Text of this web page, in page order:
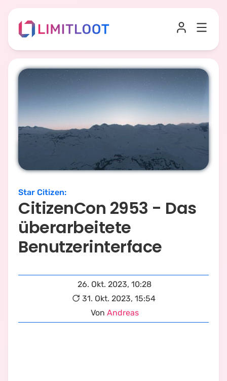
Star Citizen:
CitizenCon 2953 - Das
überarbeitete
Benutzerinterface
26. Okt. 2023, 10:28
31. Okt. 2023, 15:54
Von Andreas